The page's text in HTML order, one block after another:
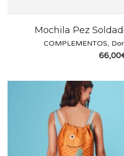
Mochila Pez
COMPLEMENTOS,
66,00